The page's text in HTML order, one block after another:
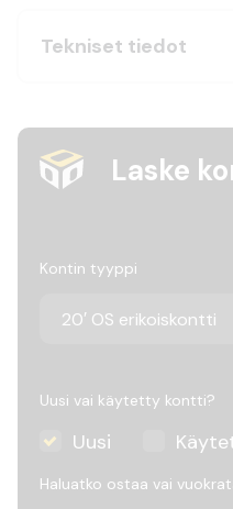
Tekniset tiedot
Laske
Kontin tyyppi
Uusi vai käytetty kontti?
Uusi
Haluatko ostaa vai